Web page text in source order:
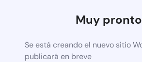
Muy pronto
Se está creando el nuevo sitio
publicará en breve